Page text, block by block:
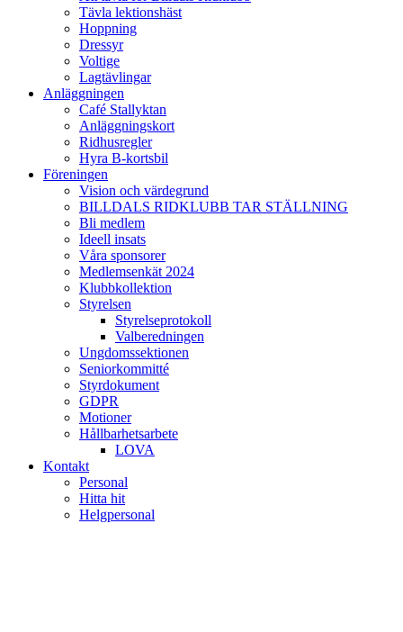
Tävla lektionshäst
Hoppning
Dressyr
Voltige
Lagtävlingar
Anläggningen
Café Stallyktan
Anläggningskort
Ridhusregler
Hyra B-kortsbil
Föreningen
Vision och värdegrund
BILLDALS RIDKLUBB TAR STÄLLNING
Bli medlem
Ideell insats
Våra sponsorer
Medlemsenkät 2024
Klubbkollektion
Styrelsen
Styrelseprotokoll
Valberedningen
Ungdomssektionen
Seniorkommitté
Styrdokument
GDPR
Motioner
Hållbarhetsarbete
LOVA
Kontakt
Personal
Hitta hit
Helgpersonal